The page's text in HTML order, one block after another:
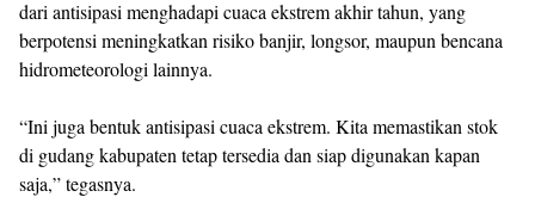
dari antisipasi menghadapi cuaca ekstrem akhir tahun, yang
berpotensi meningkatkan risiko banjir, longsor, maupun bencana
hidrometeorologi lainnya.
“Ini juga bentuk antisipasi cuaca ekstrem. Kita memastikan stok
di gudang kabupaten tetap tersedia dan siap digunakan kapan
saja,” tegasnya.